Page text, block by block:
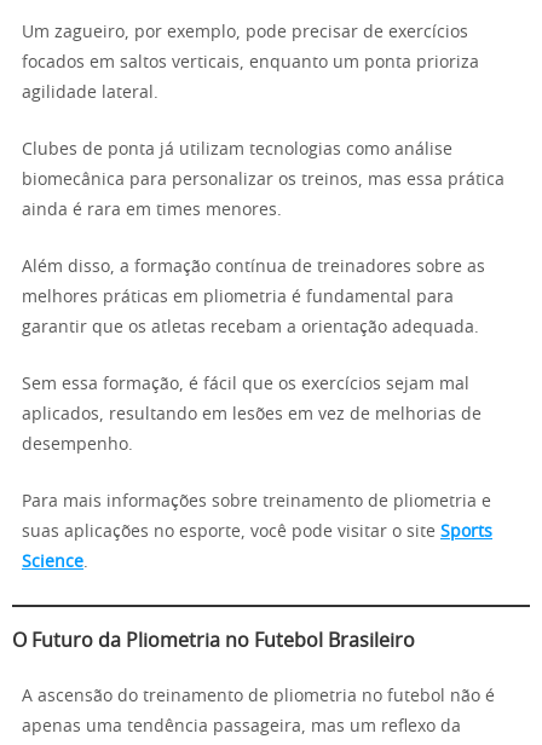
Um zagueiro, por exemplo, pode precisar de exercícios
focados em saltos verticais, enquanto um ponta prioriza
agilidade lateral.
Clubes de ponta já utilizam tecnologias como análise
biomecânica para personalizar os treinos, mas essa prática
ainda é rara em times menores.
Além disso, a formação contínua de treinadores sobre as
melhores práticas em pliometria é fundamental para
garantir que os atletas recebam a orientação adequada.
Sem essa formação, é fácil que os exercícios sejam mal
aplicados, resultando em lesões em vez de melhorias de
desempenho.
Para mais informações sobre treinamento de pliometria e
suas aplicações no esporte, você pode visitar o site Sports
Science.
O Futuro da Pliometria no Futebol Brasileiro
A ascensão do treinamento de pliometria no futebol não é
apenas uma tendência passageira, mas um reflexo da